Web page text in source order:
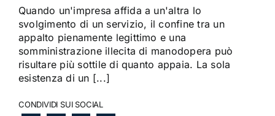
Quando un'impresa affida a un'altra lo
svolgimento di un servizio, il confine tra un
appalto pienamente legittimo e una
somministrazione illecita di manodopera può
risultare più sottile di quanto appaia. La sola
esistenza di un [...]
CONDIVIDI SUI SOCIAL